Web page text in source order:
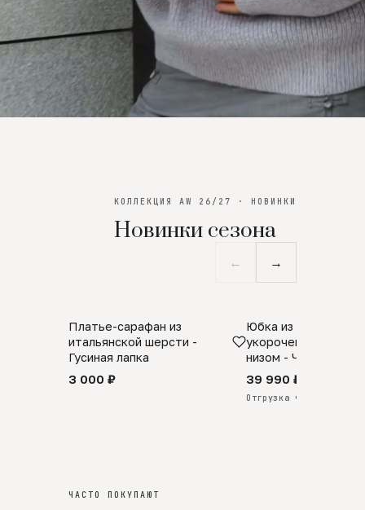
КОЛЛЕКЦИЯ AW 26/27 · НОВИНКИ
Новинки сезона
← →
SALE
Платье-сарафан из
итальянской шерсти -
Гусиная лапка
3 000 ₽
ПРЕДЗАКАЗ
Юбка из
укороченная с
низом - Черный
39 990 ₽
Отгрузка через 25 дней
ЧАСТО ПОКУПАЮТ